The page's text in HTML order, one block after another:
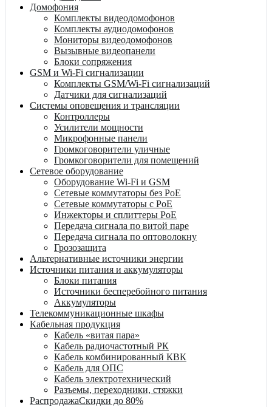
Домофония
Комплекты видеодомофонов
Комплекты аудиодомофонов
Мониторы видеодомофонов
Вызывные видеопанели
Блоки сопряжения
GSM и Wi-Fi сигнализации
Комплекты GSM/Wi-Fi сигнализаций
Датчики для сигнализаций
Системы оповещения и трансляции
Контроллеры
Усилители мощности
Микрофонные панели
Громкоговорители уличные
Громкоговорители для помещений
Сетевое оборудование
Оборудование Wi-Fi и GSM
Сетевые коммутаторы без PoE
Сетевые коммутаторы с PoE
Инжекторы и сплиттеры PoE
Передача сигнала по витой паре
Передача сигнала по оптоволокну
Грозозащита
Альтернативные источники энергии
Источники питания и аккумуляторы
Блоки питания
Источники бесперебойного питания
Аккумуляторы
Телекоммуникационные шкафы
Кабельная продукция
Кабель «витая пара»
Кабель радиочастотный РК
Кабель комбинированный КВК
Кабель для ОПС
Кабель электротехнический
Разъемы, переходники, стяжки
РаспродажаСкидки до 80%